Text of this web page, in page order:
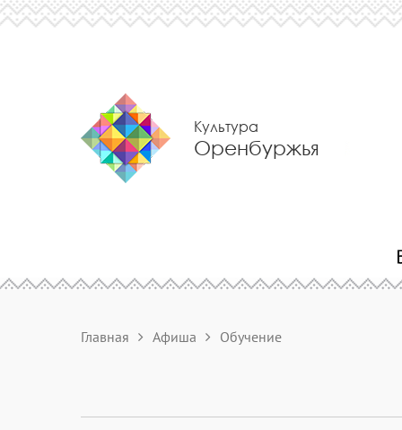
Культура
Оренбуржья
Главная Афиша Обучение